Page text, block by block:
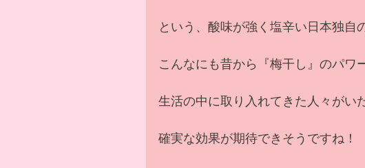
という、酸味が強く塩辛い日本独自
こんなにも昔から『梅干し』のパワ
生活の中に取り入れてきた人々がい
確実な効果が期待できそうですね！